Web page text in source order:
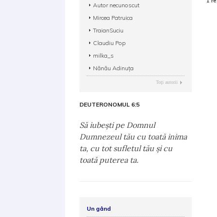
Autor necunoscut
Mircea Patruica
TraianSuciu
Claudiu Pop
milka_s
Nănău Adinuţa
Toţi autorii
DEUTERONOMUL 6:5
Să iubeşti pe Domnul
Dumnezeul tău cu toată inima
ta, cu tot sufletul tău şi cu
toată puterea ta.
Un gând